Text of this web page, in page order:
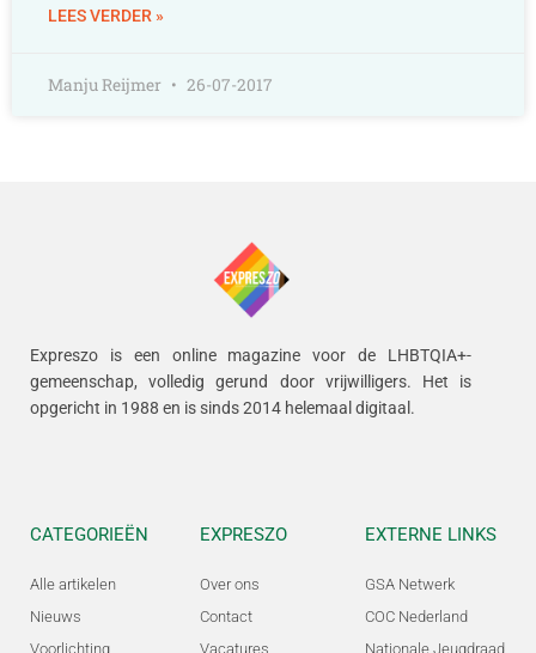
LEES VERDER »
Manju Reijmer 26-07-2017
Expreszo is een online magazine voor de LHBTQIA+-
gemeenschap, volledig gerund door vrijwilligers. Het is
opgericht in 1988 en is sinds 2014 helemaal digitaal.
CATEGORIEËN
Alle artikelen
Nieuws
Voorlichting
EXPRESZO
Over ons
Contact
Vacatures
EXTERNE LINKS
GSA Netwerk
COC Nederland
Nationale Jeugdraad